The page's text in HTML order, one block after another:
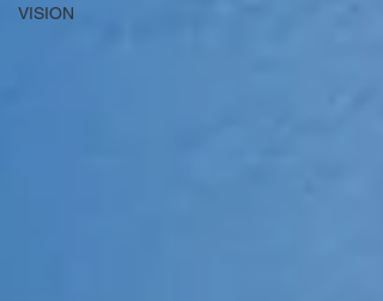
VISION